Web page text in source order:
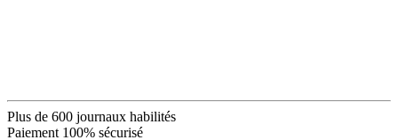
Plus de 600 journaux habilités
Paiement 100% sécurisé